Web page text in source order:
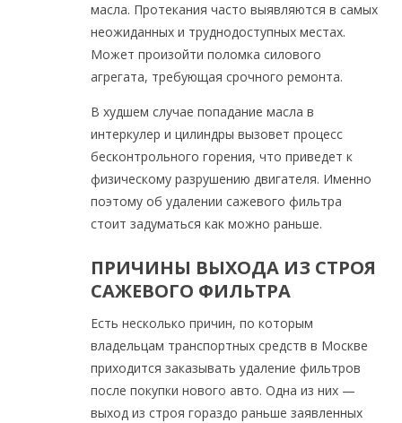
масла. Протекания часто выявляются в самых
неожиданных и труднодоступных местах.
Может произойти поломка силового
агрегата, требующая срочного ремонта.
В худшем случае попадание масла в
интеркулер и цилиндры вызовет процесс
бесконтрольного горения, что приведет к
физическому разрушению двигателя. Именно
поэтому об удалении сажевого фильтра
стоит задуматься как можно раньше.
ПРИЧИНЫ ВЫХОДА ИЗ СТРОЯ
САЖЕВОГО ФИЛЬТРА
Есть несколько причин, по которым
владельцам транспортных средств в Москве
приходится заказывать удаление фильтров
после покупки нового авто. Одна из них —
выход из строя гораздо раньше заявленных